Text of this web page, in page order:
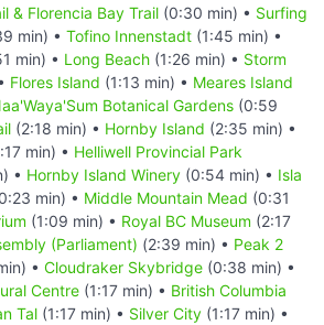
& Florencia Bay Trail (0:30 min) • Surfing
min) • Tofino Innenstadt (1:45 min) •
min) • Long Beach (1:26 min) • Storm
Flores Island (1:13 min) • Meares Island
Botanical Gardens (0:59
(2:18 min) • Hornby Island (2:35 min) •
min) • Helliwell Provincial Park
• Hornby Island Winery (0:54 min) • Isla
min) • Middle Mountain Mead (0:31
(1:09 min) • Royal BC Museum (2:17
(Parliament) (2:39 min) • Peak 2
• Cloudraker Skybridge (0:38 min) •
Centre (1:17 min) • British Columbia
Tal (1:17 min) • Silver City (1:17 min) •